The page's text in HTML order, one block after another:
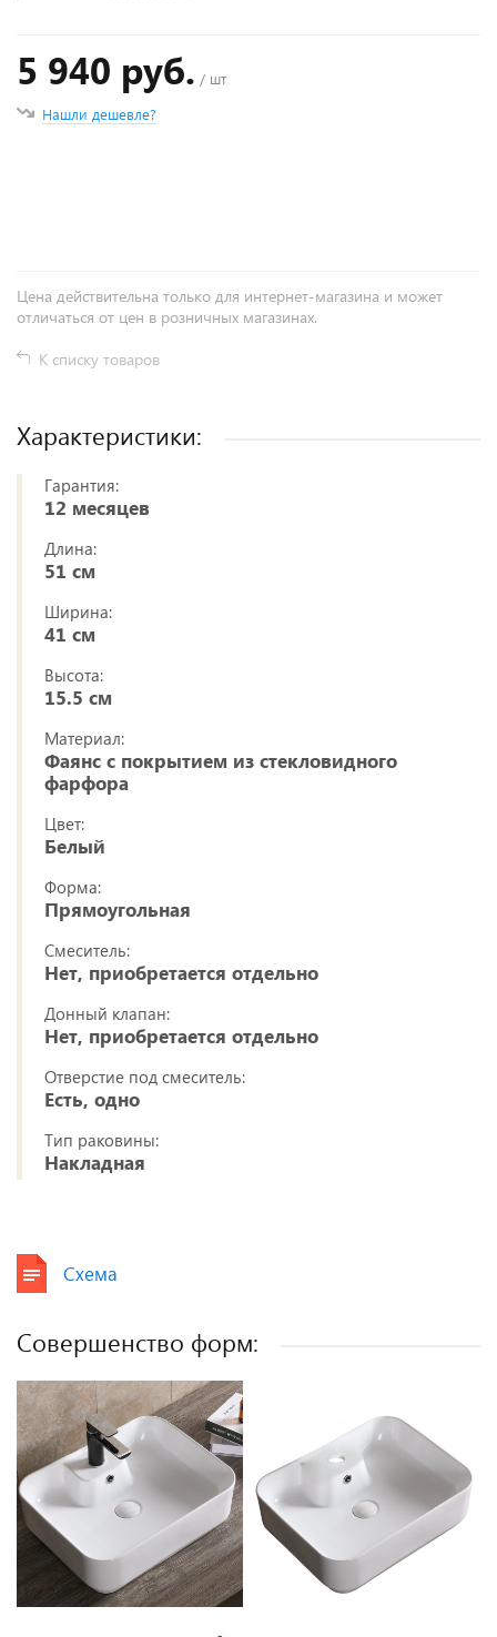
5 940 руб. / шт
Нашли дешевле?
Цена действительна только для интернет-магазина и может
отличаться от цен в розничных магазинах.
К списку товаров
Характеристики:
Гарантия:
12 месяцев
Длина:
51 см
Ширина:
41 см
Высота:
15.5 см
Материал:
Фаянс с покрытием из стекловидного
фарфора
Цвет:
Белый
Форма:
Прямоугольная
Смеситель:
Нет, приобретается отдельно
Донный клапан:
Нет, приобретается отдельно
Отверстие под смеситель:
Есть, одно
Тип раковины:
Накладная
Схема
Совершенство форм: